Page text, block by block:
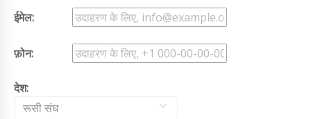
ईमेल:
फ़ोन:
देश:
रूसी संघ